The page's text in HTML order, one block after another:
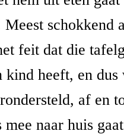
schokkend
feit dat die
kind heeft, en
af en
mee naar huis